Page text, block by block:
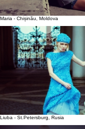
Maria - Chișinău, Moldova
Liuba - St.Petersburg, Rusia